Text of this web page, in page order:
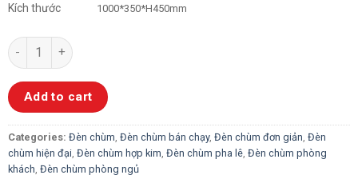
Kích thước 1000*350*H450mm
Đèn Chùm Pha Lê ELIP 6606 quantity
Add to cart
Categories: Đèn chùm, Đèn chùm bán chạy, Đèn chùm đơn giản, Đèn
chùm hiện đại, Đèn chùm hợp kim, Đèn chùm pha lê, Đèn chùm phòng
khách, Đèn chùm phòng ngủ